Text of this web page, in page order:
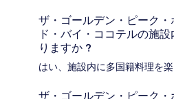
ザ・ゴールデン・ピーク
ド・バイ・ココテルの施
りますか ?
はい、施設内に多国籍料理を
ザ・ゴールデン・ピーク